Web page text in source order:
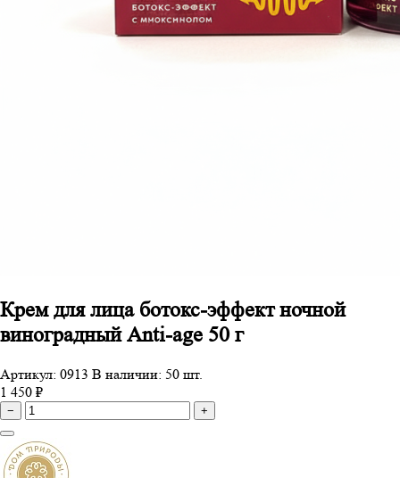
Крем для лица ботокс-эффект ночной
виноградный Anti-age 50 г
Артикул: 0913 В наличии: 50 шт.
1 450 ₽
− +